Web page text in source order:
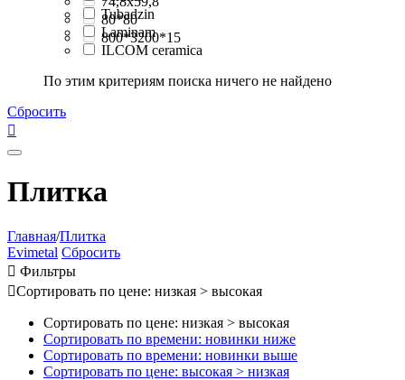
80*80
800*3200*15
Tubadzin
Laminam
ILCOM ceramica
По этим критериям поиска ничего не найдено
Сбросить

Плитка
Главная/Плитка
Evimetal Сбросить
 Фильтры
Сортировать по цене: низкая > высокая
Сортировать по цене: низкая > высокая
Сортировать по времени: новинки ниже
Сортировать по времени: новинки выше
Сортировать по цене: высокая > низкая